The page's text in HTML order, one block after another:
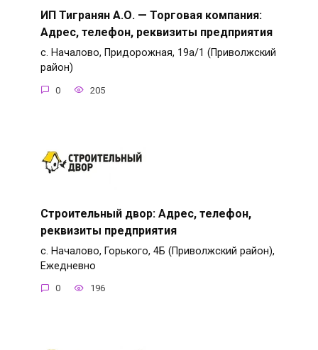
ИП Тигранян А.О. — Торговая компания:
Адрес, телефон, реквизиты предприятия
с. Началово, Придорожная, 19а/1 (Приволжский
район)
0 205
Строительный двор: Адрес, телефон,
реквизиты предприятия
с. Началово, Горького, 4Б (Приволжский район),
Ежедневно
0 196